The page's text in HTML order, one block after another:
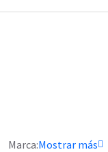
Marca:Mostrar más